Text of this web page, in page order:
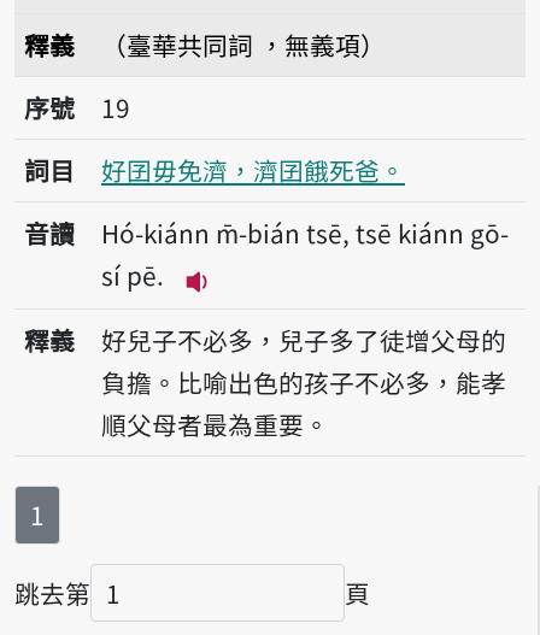
釋義
（臺華共同詞 ，無義項）
序號19好囝毋免濟，濟囝餓死爸。
序號
19
詞目
好囝毋免濟，濟囝餓死爸。
音讀
Hó-kiánn m̄-bián tsē, tsē kiánn gō-
sí pē.
播放音讀Hó-kiánn m̄-bián
釋義
好兒子不必多，兒子多了徒增父母的
負擔。比喻出色的孩子不必多，能孝
順父母者最為重要。
第
1
跳去第
頁碼
頁